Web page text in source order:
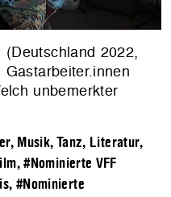
(Deutschland 2022,
unbemerkter
Musik, Tanz, Literatur,
,#Nominierte VFF
, #Nominierte